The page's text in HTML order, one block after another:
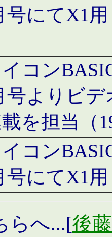
号にてX1
コン
号よりビ
を担当（
コン
号にてX1
らへ...[後